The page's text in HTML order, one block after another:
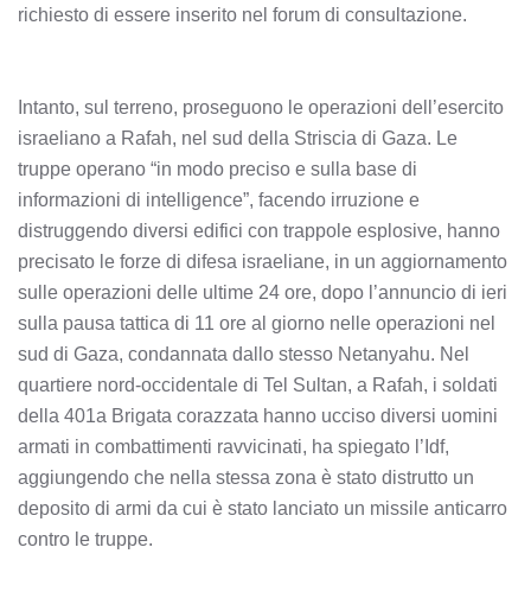
richiesto di essere inserito nel forum di consultazione.
Intanto, sul terreno, proseguono le operazioni dell’esercito
israeliano a Rafah, nel sud della Striscia di Gaza. Le
truppe operano “in modo preciso e sulla base di
informazioni di intelligence”, facendo irruzione e
distruggendo diversi edifici con trappole esplosive, hanno
precisato le forze di difesa israeliane, in un aggiornamento
sulle operazioni delle ultime 24 ore, dopo l’annuncio di ieri
sulla pausa tattica di 11 ore al giorno nelle operazioni nel
sud di Gaza, condannata dallo stesso Netanyahu. Nel
quartiere nord-occidentale di Tel Sultan, a Rafah, i soldati
della 401a Brigata corazzata hanno ucciso diversi uomini
armati in combattimenti ravvicinati, ha spiegato l’Idf,
aggiungendo che nella stessa zona è stato distrutto un
deposito di armi da cui è stato lanciato un missile anticarro
contro le truppe.